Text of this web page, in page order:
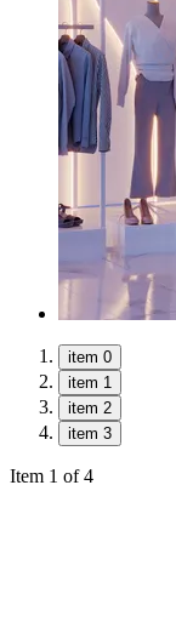
item 0
item 1
item 2
item 3
Item 1 of 4